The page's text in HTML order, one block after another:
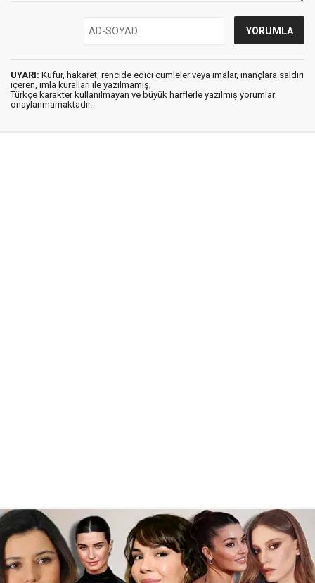
UYARI: Küfür, hakaret, rencide edici cümleler veya imalar, inançlara saldırı
içeren, imla kuralları ile yazılmamış,
Türkçe karakter kullanılmayan ve büyük harflerle yazılmış yorumlar
onaylanmamaktadır.